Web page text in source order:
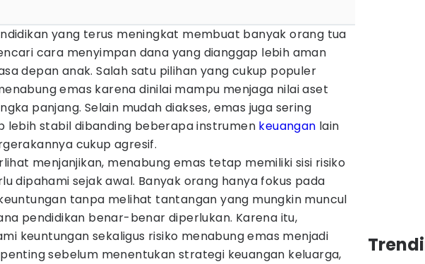
yang terus meningkat membuat banyak orang tua
cara menyimpan dana yang dianggap lebih aman
depan anak. Salah satu pilihan yang cukup populer
emas karena dinilai mampu menjaga nilai aset
panjang. Selain mudah diakses, emas juga sering
lebih stabil dibanding beberapa instrumen keuangan lain
cukup agresif.
menjanjikan, menabung emas tetap memiliki sisi risiko
dipahami sejak awal. Banyak orang hanya fokus pada
tanpa melihat tantangan yang mungkin muncul
pendidikan benar-benar diperlukan. Karena itu,
keuntungan sekaligus risiko menabung emas menjadi
sebelum menentukan strategi keuangan keluarga,